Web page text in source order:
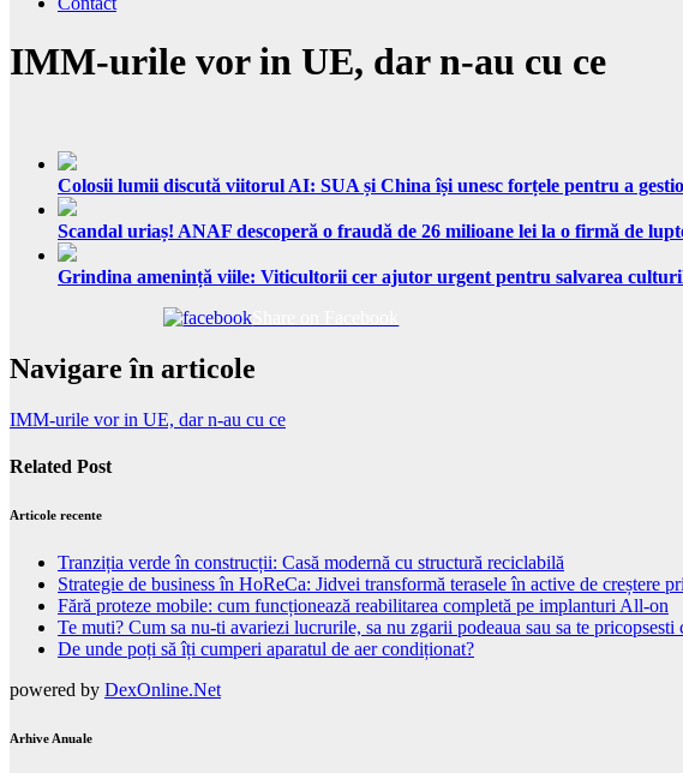
IMM-urile vor in UE, dar n-au cu ce
Colosii lumii discută viitorul AI: SUA și China își unesc forțele pentru a
Scandal uriaș! ANAF descoperă o fraudă de 26 milioane lei la o firmă de
Grindina amenință viile: Viticultorii cer ajutor urgent pentru salvarea
Navigare în articole
IMM-urile vor in UE, dar n-au cu ce
Related Post
Articole recente
Tranziția verde în construcții: Casă modernă cu structură reciclabilă
Strategie de business în HoReCa: Jidvei transformă terasele în active de creștere
Fără proteze mobile: cum funcționează reabilitarea completă pe implanturi All-on
Te muti? Cum sa nu-ti avariezi lucrurile, sa nu zgarii podeaua sau sa te pricopsesti
De unde poți să îți cumperi aparatul de aer condiționat?
powered by DexOnline.Net
Arhive Anuale